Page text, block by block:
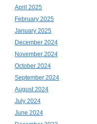
April 2025
February 2025
January 2025
December 2024
November 2024
October 2024
September 2024
August 2024
July 2024
June 2024